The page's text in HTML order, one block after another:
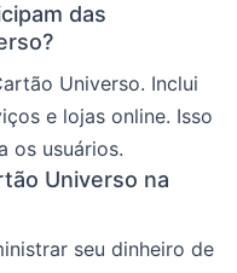
das
Universo. Inclui
e lojas online. Isso
os usuários.
Universo na
seu dinheiro de